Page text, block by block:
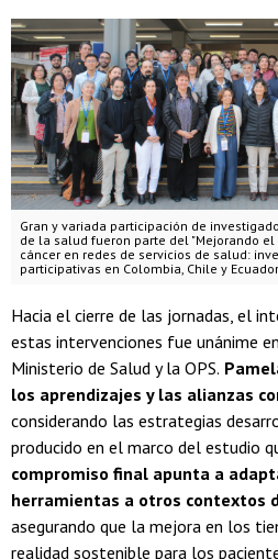
Gran y variada participación de
de la salud fueron parte del "Mejorando
cáncer en redes de servicios de salud:
participativas en Colombia, Chile y
Hacia el cierre de las jornadas, el
estas intervenciones fue unánime
Ministerio de Salud y la OPS.
los aprendizajes y las alianzas
considerando las estrategias
producido en el marco del estudio
compromiso final apunta a
herramientas a otros contextos
asegurando que la mejora en los
realidad sostenible para los